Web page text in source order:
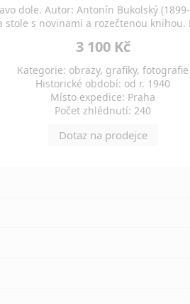
dole. Autor: Antonín Bukolský
stole s novinami a rozečtenou knihou.
3 100 Kč
Kategorie: obrazy, grafiky, fotografie
Historické období: od r. 1940
Místo expedice: Praha
Počet zhlédnutí: 240
Dotaz na prodejce